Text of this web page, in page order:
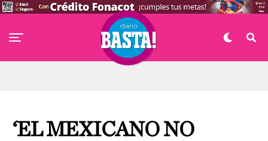
‘EL MEXICANO NO